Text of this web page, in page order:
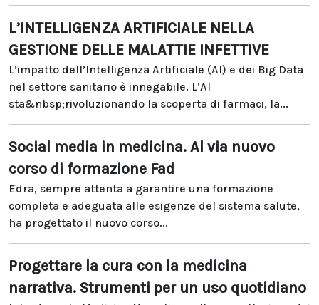
L’INTELLIGENZA ARTIFICIALE NELLA
GESTIONE DELLE MALATTIE INFETTIVE
L’impatto dell’Intelligenza Artificiale (AI) e dei Big Data
nel settore sanitario è innegabile. L’AI
sta&nbsp;rivoluzionando la scoperta di farmaci, la...
Social media in medicina. Al via nuovo
corso di formazione Fad
Edra, sempre attenta a garantire una formazione
completa e adeguata alle esigenze del sistema salute,
ha progettato il nuovo corso...
Progettare la cura con la medicina
narrativa. Strumenti per un uso quotidiano